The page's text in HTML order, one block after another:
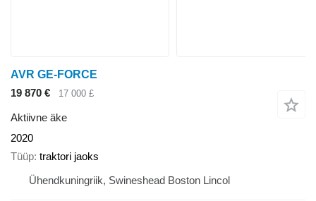
AVR GE-FORCE
19 870 €
17 000 £
Aktiivne äke
2020
Tüüp traktori jaoks
Ühendkuningriik, Swineshead Boston Lincol